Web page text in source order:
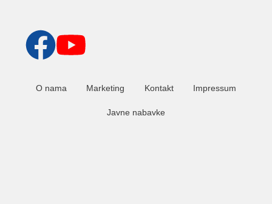
O nama Marketing Kontakt Impressum
Javne nabavke